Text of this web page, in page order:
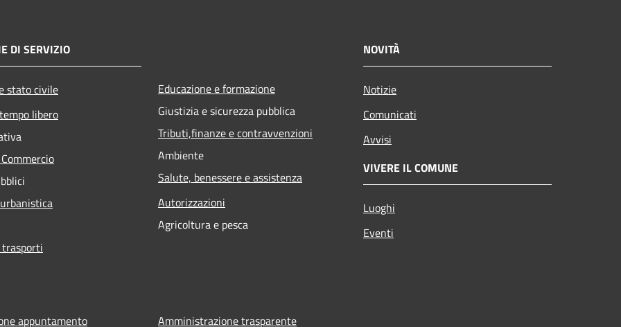
DI SERVIZIO
stato civile
libero
Educazione e formazione
Giustizia e sicurezza pubblica
Tributi,finanze e contravvenzioni
Ambiente
Salute, benessere e assistenza
Autorizzazioni
Agricoltura e pesca
NOVITÀ
Notizie
Comunicati
Avvisi
VIVERE IL COMUNE
Luoghi
Eventi
appuntamento Amministrazione trasparente